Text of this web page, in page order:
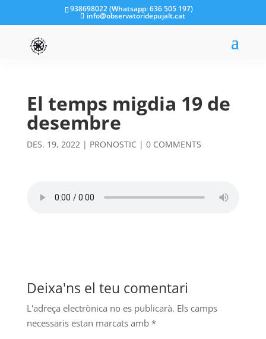
938698022 (Whatsapp: 636 505 197)
info@observatoridepujalt.cat
El temps migdia 19 de
desembre
DES. 19, 2022| PRONOSTIC | 0 COMMENTS
Deixa'ns el teu comentari
L'adreça electrònica no es publicarà. Els camps
necessaris estan marcats amb *